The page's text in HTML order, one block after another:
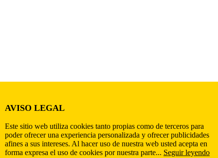
AVISO LEGAL
Este sitio web utiliza cookies tanto propias como de terceros para
poder ofrecer una experiencia personalizada y ofrecer publicidades
afines a sus intereses. Al hacer uso de nuestra web usted acepta en
forma expresa el uso de cookies por nuestra parte... Seguir leyendo